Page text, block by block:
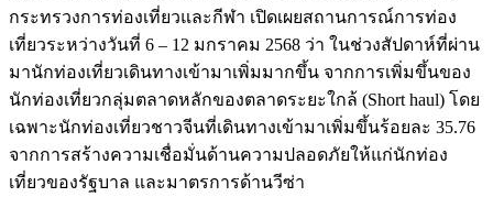
กระทรวงการท่องเที่ยวและกีฬา เปิดเผยสถานการณ์การท่อง
เที่ยวระหว่างวันที่ 6 – 12 มกราคม 2568 ว่า ในช่วงสัปดาห์ที่ผ่าน
มานักท่องเที่ยวเดินทางเข้ามาเพิ่มมากขึ้น จากการเพิ่มขึ้นของ
นักท่องเที่ยวกลุ่มตลาดหลักของตลาดระยะใกล้ (Short haul) โดย
เฉพาะนักท่องเที่ยวชาวจีนที่เดินทางเข้ามาเพิ่มขึ้นร้อยละ 35.76
จากการสร้างความเชื่อมั่นด้านความปลอดภัยให้แก่นักท่อง
เที่ยวของรัฐบาล และมาตรการด้านวีซ่า